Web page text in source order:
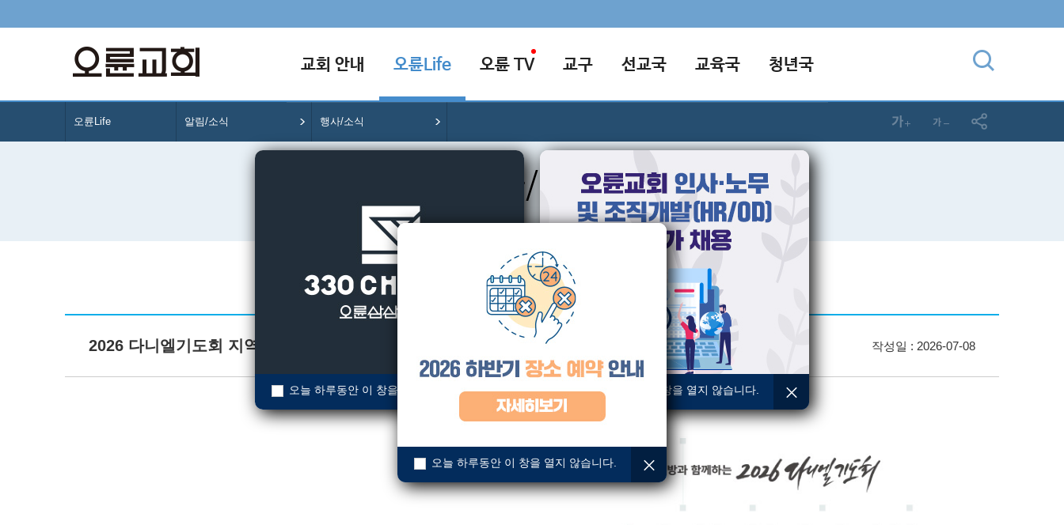
교회 안내 오륜Life 오륜 TV 교구 선교국 교육국 청년국
오륜Life 알림/소식 행사/소식
행사/소식
교회의 다양한 행사/소식을 알려드립니다.
2026 다니엘기도회 지역간사 모집의 날 작성일 : 2026-07-08
오늘 하루동안 이 창을 열지 않습니다. 오늘 하루동안 이 창을 열지 않습니다.
오늘 하루동안 이 창을 열지 않습니다.